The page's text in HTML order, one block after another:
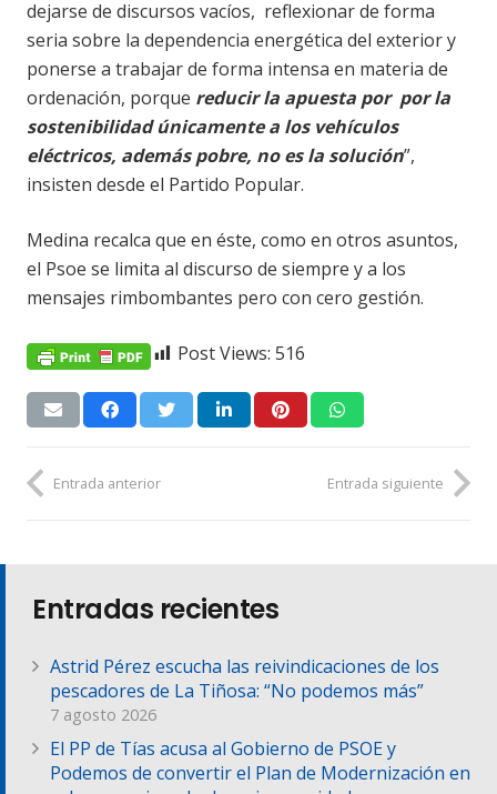
dejarse de discursos vacíos, reflexionar de forma
seria sobre la dependencia energética del exterior y
ponerse a trabajar de forma intensa en materia de
ordenación, porque reducir la apuesta por por la
sostenibilidad únicamente a los vehículos
eléctricos, además pobre, no es la solución”,
insisten desde el Partido Popular.
Medina recalca que en éste, como en otros asuntos,
el Psoe se limita al discurso de siempre y a los
mensajes rimbombantes pero con cero gestión.
Post Views: 516
Entrada anterior Entrada siguiente
Entradas recientes
Astrid Pérez escucha las reivindicaciones de los
pescadores de La Tiñosa: “No podemos más”
7 agosto 2026
El PP de Tías acusa al Gobierno de PSOE y
Podemos de convertir el Plan de Modernización en